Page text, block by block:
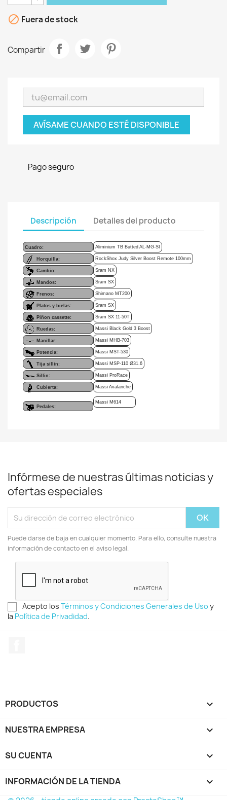
 Fuera de stock
Compartir
AVÍSAME CUANDO ESTÉ DISPONIBLE
Pago seguro
Descripción Detalles del producto
Cuadro: Aliminium TB Butted AL-MG-SI
Horquilla: RockShox Judy Silver Boost Remote 100mm
Cambio: Sram NX
Mandos: Sram SX
Frenos: Shimano MT200
Platos y bielas: Sram SX
Piñon cassette: Sram SX 11-50T
Ruedas: Massi Black Gold 3 Boost
Manillar: Massi MHB-703
Potencia: Massi MST-530
Tija sillin: Massi MSP-110 Ø31.6
Sillin: Massi ProRace
Cubierta: Massi Avalanche
Pedales:
Massi M614
Infórmese de nuestras últimas noticias y
ofertas especiales
Puede darse de baja en cualquier momento. Para ello, consulte nuestra
información de contacto en el aviso legal.
Acepto los Términos y Condiciones Generales de Uso y
la Política de Privadidad.
PRODUCTOS 
NUESTRA EMPRESA 
SU CUENTA 
INFORMACIÓN DE LA TIENDA keyboard_arrow_down